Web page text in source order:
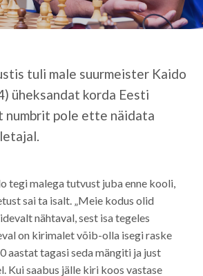
tuli male suurmeister Kaido
üheksandat korda Eesti
numbrit pole ette näidata
tegi malega tutvust juba enne kooli,
sai ta isalt. „Meie kodus olid
nähtaval, sest isa tegeles
on kirimalet võib-olla isegi raske
aastat tagasi seda mängiti ja just
Kui saabus jälle kiri koos vastase